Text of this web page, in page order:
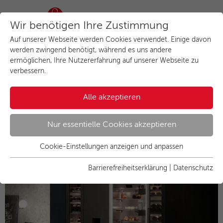
Eine Kühlwand aus Edelstahl
mit der Vario Kühlgeräte-Serie
400
Wir benötigen Ihre Zustimmung
Auf unserer Webseite werden Cookies verwendet. Einige davon
werden zwingend benötigt, während es uns andere
ermöglichen, Ihre Nutzererfahrung auf unserer Webseite zu
verbessern.
Alle akzeptieren
Nur essentielle Cookies akzeptieren
Essentielle Cookies werden für grundlegende Funktionen der
Webseite einwandfrei funktioniert.
Name cookie_optin
Cookies anzeigen und individuell auswählen
Cookie-Einstellungen anzeigen und anpassen
Barrierefreiheitserklärung Datenschutz